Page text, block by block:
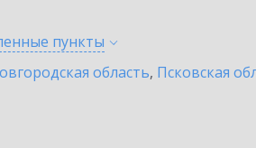
пункты
область, Псковская